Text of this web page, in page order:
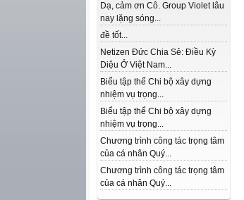
Dạ, cảm ơn Cô. Group Violet lâu
nay lặng sóng...
đề tốt...
Netizen Đức Chia Sẻ: Điều Kỳ
Diệu Ở Việt Nam...
Biểu tập thể Chi bộ xây dựng
nhiệm vụ trọng...
Biểu tập thể Chi bộ xây dựng
nhiệm vụ trọng...
Chương trình công tác trọng tâm
của cá nhân Quý...
Chương trình công tác trọng tâm
của cá nhân Quý...